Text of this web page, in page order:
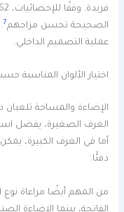
الصحيحة تحسن مزاجهم7
عملية التصميم الداخلي.
اختيار الألوان المناسبة
الإضاءة والمساحة تلعبان
الغرف الصغيرة، يفضل
أما في الغرف الكبيرة،
دفئًا.
من المهم أيضًا مراعاة نوع
الفاتحة، بينما الإضاءة